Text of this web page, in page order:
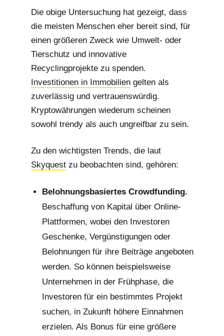
Die obige Untersuchung hat gezeigt, dass
die meisten Menschen eher bereit sind, für
einen größeren Zweck wie Umwelt- oder
Tierschutz und innovative
Recyclingprojekte zu spenden.
Investitionen in Immobiliengelten als
zuverlässig und vertrauenswürdig.
Kryptowährungen wiederum scheinen
sowohl trendy als auch ungreifbar zu sein.
Zu den wichtigsten Trends, die laut
Skyquestzu beobachten sind, gehören:
Belohnungsbasiertes Crowdfunding.
Beschaffung von Kapital über Online-
Plattformen, wobei den Investoren
Geschenke, Vergünstigungen oder
Belohnungen für ihre Beiträge angeboten
werden. So können beispielsweise
Unternehmen in der Frühphase, die
Investoren für ein bestimmtes Projekt
suchen, in Zukunft höhere Einnahmen
erzielen. Als Bonus für eine größere